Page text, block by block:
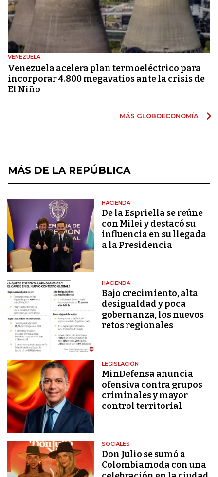
VENEZUELA
Venezuela acelera plan termoeléctrico para
incorporar 4.800 megavatios ante la crisis de
El Niño
MÁS GLOBOECONOMÍA
MÁS DE LA REPÚBLICA
HACIENDA
De la Espriella se reúne
con Milei y destacó su
influencia en su llegada
a la Presidencia
HACIENDA
Bajo crecimiento, alta
desigualdad y poca
gobernanza, los nuevos
retos regionales
LEGISLACIÓN
MinDefensa anuncia
ofensiva contra grupos
criminales y mayor
control territorial
SOCIALES
Don Julio se sumó a
Colombiamoda con una